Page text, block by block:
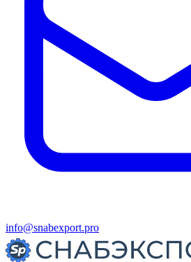
info@snabexport.pro